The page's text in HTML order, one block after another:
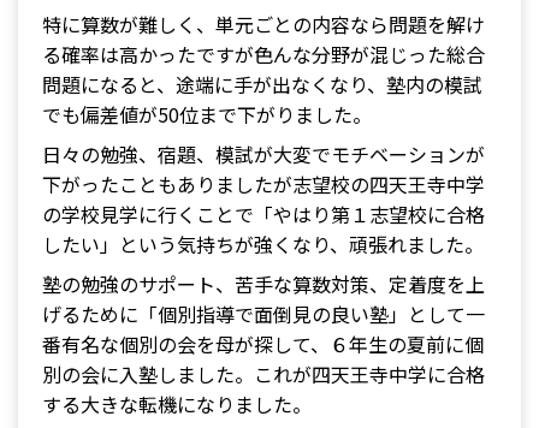
特に算数が難しく、単元ごとの内容なら問題を解け
る確率は高かったですが色んな分野が混じった総合
問題になると、途端に手が出なくなり、塾内の模試
でも偏差値が50位まで下がりました。
日々の勉強、宿題、模試が大変でモチベーションが
下がったこともありましたが志望校の四天王寺中学
の学校見学に行くことで「やはり第１志望校に合格
したい」という気持ちが強くなり、頑張れました。
塾の勉強のサポート、苦手な算数対策、定着度を上
げるために「個別指導で面倒見の良い塾」として一
番有名な個別の会を母が探して、６年生の夏前に個
別の会に入塾しました。これが四天王寺中学に合格
する大きな転機になりました。